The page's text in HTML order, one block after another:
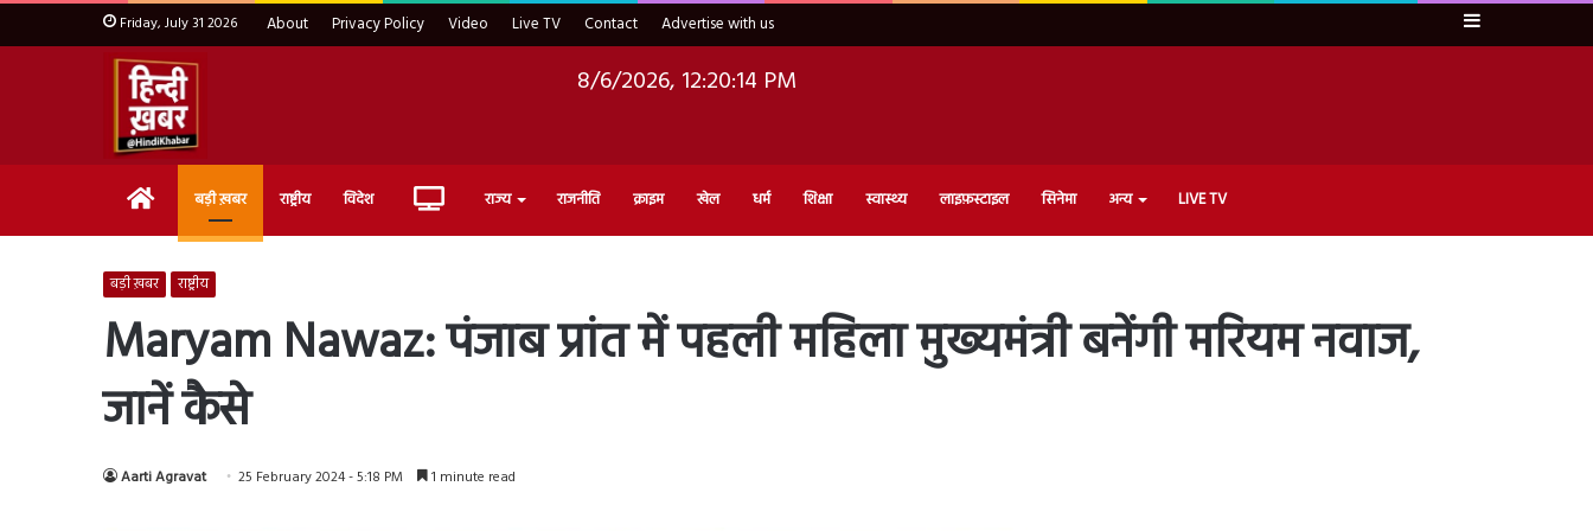
Friday, July 31 2026 About Privacy Policy Video Live TV Contact Advertise with us Sidebar
8/6/2026, 12:20:15 PM
Home बड़ी ख़बर राष्ट्रीय विदेश Live राज्य राजनीति क्राइम खेल धर्म शिक्षा स्वास्थ्य लाइफ़स्टाइल सिनेमा अन्य LIVE TV
बड़ी ख़बर राष्ट्रीय
Maryam Nawaz: पंजाब प्रांत में पहली महिला मुख्यमंत्री बनेंगी मरियम नवाज,
जानें कैसे
Aarti Agravat 25 February 2024 - 5:18 PM 1 minute read